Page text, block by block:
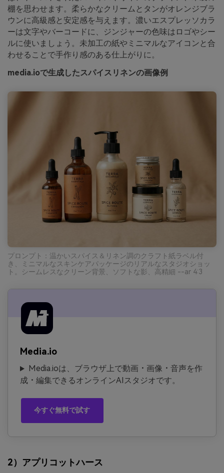
棚を思わせます。柔らかなクリームとタンがオレンジブラ
ウンに高級感と安定感を与えます。濃いエスプレッソカラ
ーは文字やバーコードに、ジンジャーの色味はロゴやシー
ルに使いましょう。未加工の紙やミニマルなアイコンと合
わせることで手作り感のある仕上がりに。
media.ioで生成したスパイスリネンの画像例
プロンプト：温かいスパイス＆リネン調のクラフト紙ラベル付
き、ミニマルなスキンケアパッケージのリアルなスタジオショッ
ト。シームレスなクリーン背景、ソフトな影、高精細 --ar 4:3
Media.io
Media.ioは、ブラウザ上で動画・画像・音声を作
成・編集できるオンラインAIスタジオです。
今すぐ無料で試す
2）アプリコットハース